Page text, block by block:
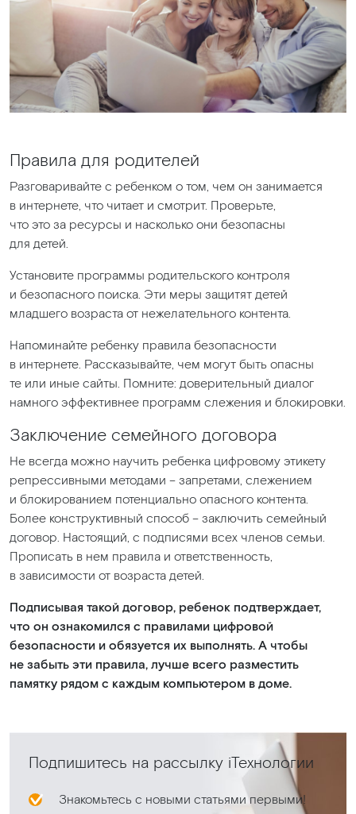
Правила для родителей
Разговаривайте с ребенком о том, чем он занимается
в интернете, что читает и смотрит. Проверьте,
что это за ресурсы и насколько они безопасны
для детей.
Установите программы родительского контроля
и безопасного поиска. Эти меры защитят детей
младшего возраста от нежелательного контента.
Напоминайте ребенку правила безопасности
в интернете. Рассказывайте, чем могут быть опасны
те или иные сайты. Помните: доверительный диалог
намного эффективнее программ слежения и блокировки.
Заключение семейного договора
Не всегда можно научить ребенка цифровому этикету
репрессивными методами – запретами, слежением
и блокированием потенциально опасного контента.
Более конструктивный способ – заключить семейный
договор. Настоящий, с подписями всех членов семьи.
Прописать в нем правила и ответственность,
в зависимости от возраста детей.
Подписывая такой договор, ребенок подтверждает,
что он ознакомился с правилами цифровой
безопасности и обязуется их выполнять. А чтобы
не забыть эти правила, лучше всего разместить
памятку рядом с каждым компьютером в доме.
Подпишитесь на рассылку iТехнологии
Знакомьтесь с новыми статьями первыми!